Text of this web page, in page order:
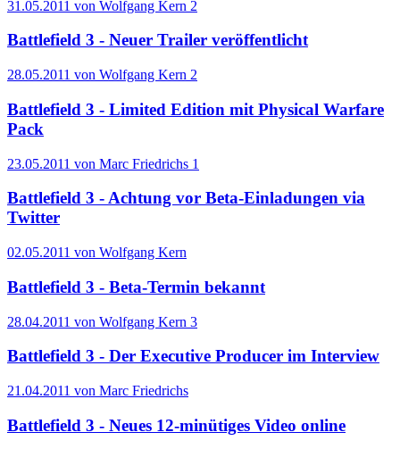
31.05.2011 von Wolfgang Kern 2
Battlefield 3 - Neuer Trailer veröffentlicht
28.05.2011 von Wolfgang Kern 2
Battlefield 3 - Limited Edition mit Physical Warfare
Pack
23.05.2011 von Marc Friedrichs 1
Battlefield 3 - Achtung vor Beta-Einladungen via
Twitter
02.05.2011 von Wolfgang Kern
Battlefield 3 - Beta-Termin bekannt
28.04.2011 von Wolfgang Kern 3
Battlefield 3 - Der Executive Producer im Interview
21.04.2011 von Marc Friedrichs
Battlefield 3 - Neues 12-minütiges Video online